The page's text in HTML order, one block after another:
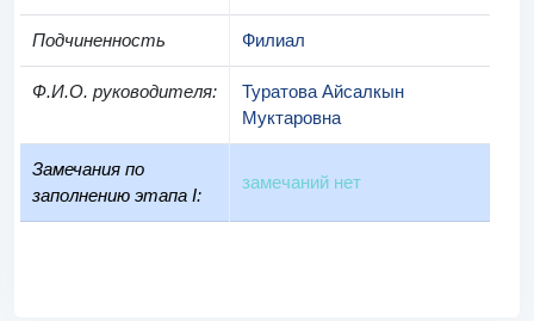
Подчиненность Филиал
Ф.И.О. руководителя:
Туратова Айсалкын
Муктаровна
Замечания по
заполнению этапа I:
замечаний нет